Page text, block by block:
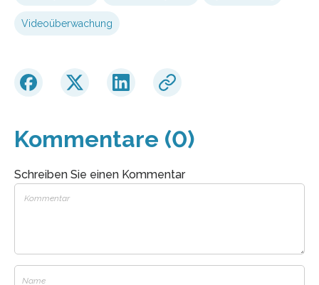
Videoüberwachung
Kommentare (0)
Schreiben Sie einen Kommentar